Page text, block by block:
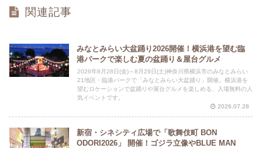
関連記事
みなとみらい大盆踊り2026開催！横浜港を望む臨
港パークで楽しむ夏の盆踊り＆屋台グルメ
2026年8月28日(金)～8月29日(土)神奈川県横浜市のみなとみらい
21地区・臨港パークで「みなとみらい大盆踊り」開催。横浜港を
望むロケーションで盆踊りや屋台グルメを楽しめる、入場無料の人
気イベントです。
2026.07.28
新宿・シネシティ広場で「歌舞伎町 BON
ODORI2026」 開催！ゴジラ立像やBLUE MAN